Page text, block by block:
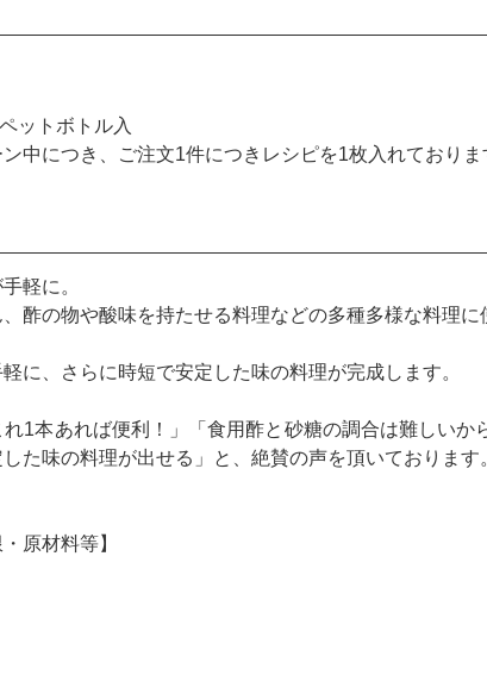
ットボトル入
中につき、ご注文1件につきレシピを1枚入れておりま
軽に。
酢の物や酸味を持たせる料理などの多種多様な料理
に、さらに時短で安定した味の料理が完成します。
1本あれば便利！」「食用酢と砂糖の調合は難しい
た味の料理が出せる」と、絶賛の声を頂いております
原材料等】